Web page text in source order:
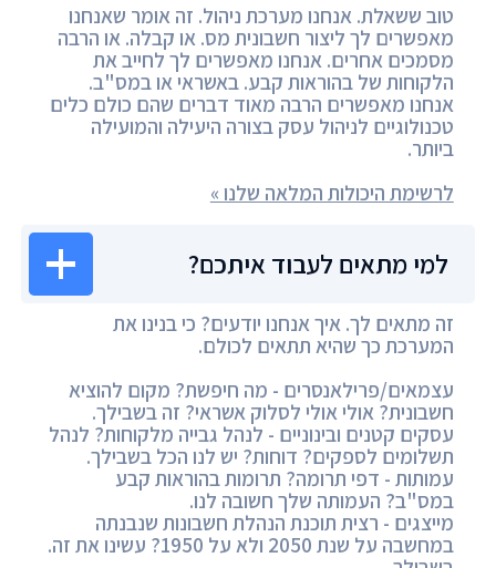
טוב ששאלת. אנחנו מערכת ניהול. זה אומר שאנחנו
מאפשרים לך ליצור חשבונית מס. או קבלה. או הרבה
מסמכים אחרים. אנחנו מאפשרים לך לחייב את
הלקוחות של בהוראות קבע. באשראי או במס"ב.
אנחנו מאפשרים הרבה מאוד דברים שהם כולם כלים
טכנולוגיים לניהול עסק בצורה היעילה והמועילה
ביותר.
לרשימת היכולות המלאה שלנו »
למי מתאים לעבוד איתכם?
זה מתאים לך. איך אנחנו יודעים? כי בנינו את
המערכת כך שהיא תתאים לכולם.
עצמאים/פרילאנסרים - מה חיפשת? מקום להוציא
חשבונית? אולי אולי לסלוק אשראי? זה בשבילך.
עסקים קטנים ובינוניים - לנהל גבייה מלקוחות? לנהל
תשלומים לספקים? דוחות? יש לנו הכל בשבילך.
עמותות - דפי תרומה? תרומות בהוראות קבע
במס"ב? העמותה שלך חשובה לנו.
מייצגים - רצית תוכנת הנהלת חשבונות שנבנתה
במחשבה על שנת 2050 ולא על 1950? עשינו את זה.